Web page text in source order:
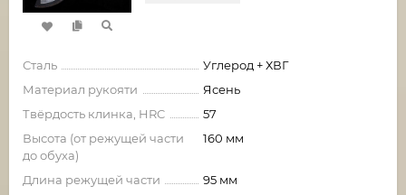
Сталь
Углерод + ХВГ
Материал рукояти
Ясень
Твёрдость клинка, HRC
57
Высота (от режущей части
до обуха)
160 мм
Длина режущей части
95 мм